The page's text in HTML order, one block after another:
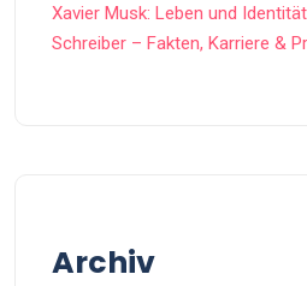
Xavier Musk: Leben und
Schreiber – Fakten, Karriere &
Archiv